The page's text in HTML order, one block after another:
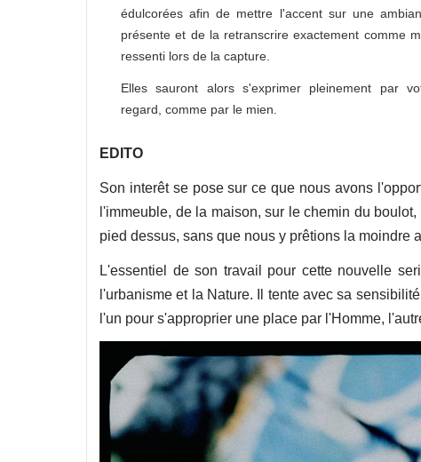
édulcorées afin de mettre l'accent sur une
présente et de la retranscrire exactement comme
ressenti lors de la capture.
Elles sauront alors s'exprimer pleinement par
regard, comme par le mien.
EDITO
​Son interêt se pose sur ce que nous avons
l'immeuble, de la maison, sur le chemin du
pied dessus, sans que nous y prêtions la moindre
​L'essentiel de son travail pour cette nouvelle
l'urbanisme et la Nature. Il tente avec sa
l'un pour s'approprier une place par l'Homme,